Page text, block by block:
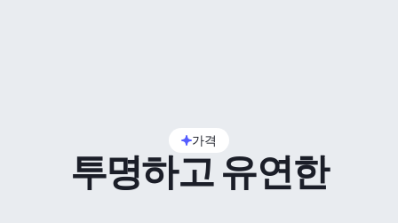
가격
투명하고 유연한